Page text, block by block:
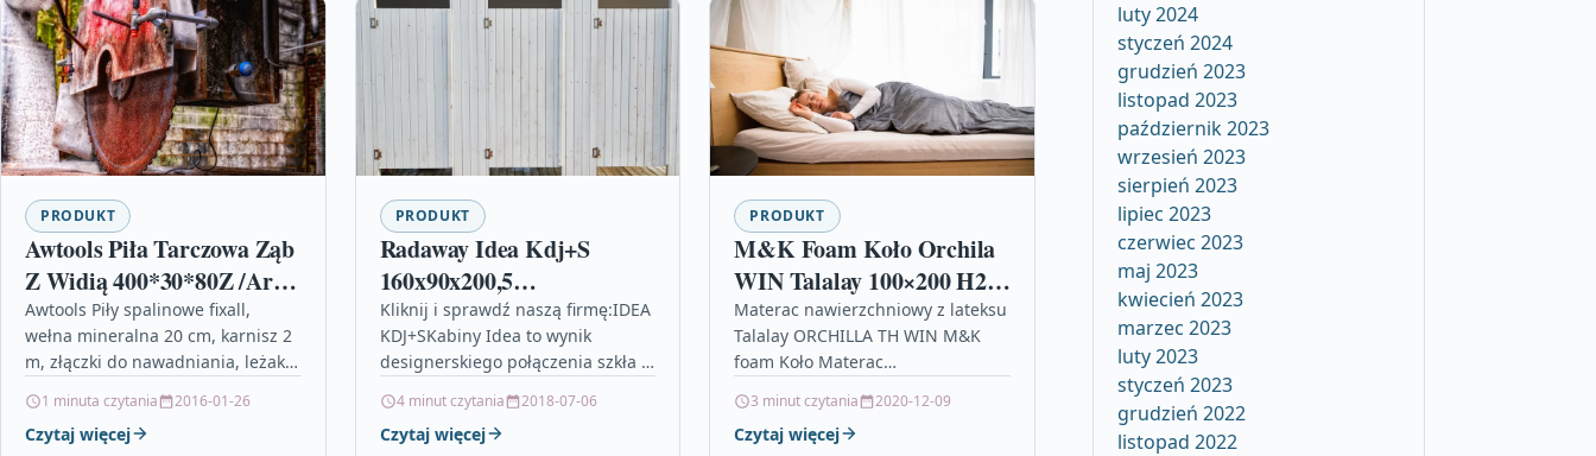
PRODUKT
Awtools Piła Tarczowa Ząb
Z Widią 400*30*80Z /Ar
Ar42408 42408
Awtools Piły spalinowe fixall,
wełna mineralna 20 cm, karnisz 2
m, złączki do nawadniania, leżaki
elastolith, taras zadaszony
drewniany, bricomarche drzwi…
1 minuta czytania 2016-01-26
Czytaj więcej
PRODUKT
Radaway Idea Kdj+S
160x90x200,5
101161600101L
Kliknij i sprawdź naszą firmę:IDEA
KDJ+SKabiny Idea to wynik
designerskiego połączenia szkła z
detalami – doskonale sprawdzą
się we wnętrzu o
4 minut czytania 2018-07-06
Czytaj więcej
PRODUKT
M&K Foam Koło Orchila
WIN Talalay 100×200 H2 6
cm gr.6
Materac nawierzchniowy z lateksu
Talalay ORCHILLA TH WIN M&K
foam Koło Materac
wykonany lateksu
charakteryzującego się dużą
3 minut czytania 2020-12-09
Czytaj więcej
luty 2024
styczeń 2024
grudzień 2023
listopad 2023
październik 2023
wrzesień 2023
sierpień 2023
lipiec 2023
czerwiec 2023
maj 2023
kwiecień 2023
marzec 2023
luty 2023
styczeń 2023
grudzień 2022
listopad 2022